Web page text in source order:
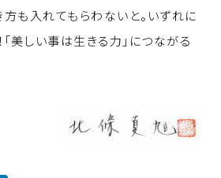
も入れてもらわないと。いずれに
「美しい事は生きる力」につながる